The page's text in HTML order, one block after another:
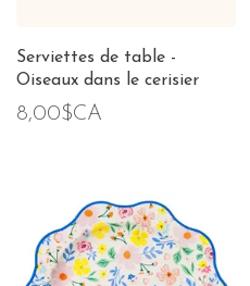
Serviettes de table -
Oiseaux dans le cerisier
8,00$CA